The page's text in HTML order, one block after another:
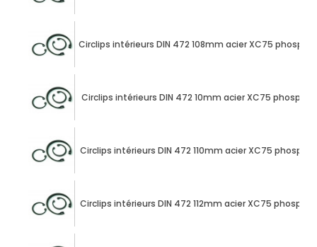
Circlips intérieurs DIN 472 108mm acier XC75
Circlips intérieurs DIN 472 10mm acier XC75
Circlips intérieurs DIN 472 110mm acier XC75
Circlips intérieurs DIN 472 112mm acier XC75